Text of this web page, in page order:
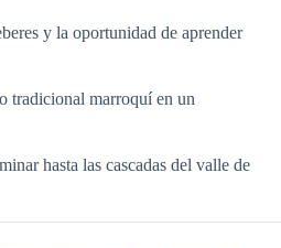
y la oportunidad de aprender
tradicional marroquí en un
hasta las cascadas del valle de